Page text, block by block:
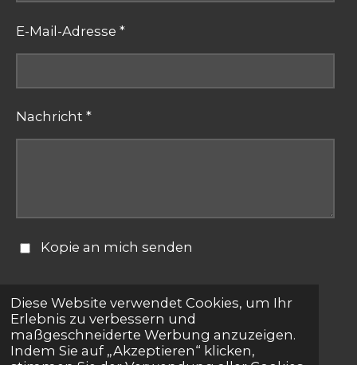
Diese Website verwendet Cookies, um Ihr
Erlebnis zu verbessern und
maßgeschneiderte Werbung anzuzeigen.
Indem Sie auf „Akzeptieren“ klicken,
E-Mail-Adresse *
Nachricht *
Kopie an mich senden
Formular absenden
© 2025 - 2026 bestepartnersuche.net